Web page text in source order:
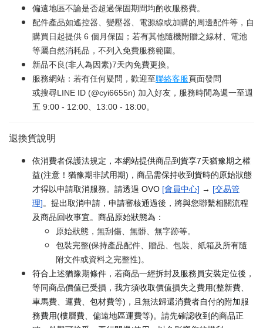
偏遠地區不論是否超過保固期間均酌收服務費。
配件產品如遙控器、變壓器、電源線或加購的周邊配件等，自
購買日起提供 6 個月保固；若有其他隨機附贈之線材、電池
等屬自然消耗品，不列入免費服務範圍。
新品不良(非人為因素)7天內免費更換。
服務網站：若有任何疑問，歡迎至聯絡客服頁面發問
或搜尋LINE ID (@cyi6655n) 加入好友，服務時間為週一至週
五 9:00 - 12:00、13:00 - 18:00。
退換貨說明
依消費者保護法規定，本網站提供商品到貨享7天猶豫期之權
益(注意！猶豫期非試用期)，商品需保持收到貨時的原始狀態
才得以申請取消服務。請透過 OVO [會員中心] → [交易管
理]。提出取消申請，申請審核通過後，將與您聯繫相關流程
及商品回收事宜。商品原始狀態為：
原始狀態，無刮傷、無髒、無字跡等。
包裝完整(保持產品配件、贈品、包裝、紙箱及所有隨
附文件或資料之完整性)。
符合上述猶豫期條件，若商品一經拆封及服務員安裝定位後，
等同商品價值已受損，我方須收取價值損失之費用(整新費、
車馬費、運費、包材費等)，且無法歸還消費者自付的附加服
務費用(樓層費、偏遠地區運費等)。請先確認收到的商品正